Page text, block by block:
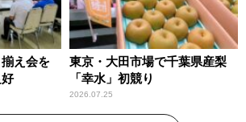
え会を
東京・大田市場で千葉県産梨
「幸水」初競り
2026.07.25